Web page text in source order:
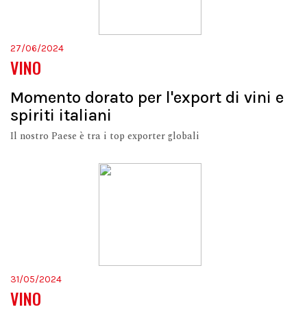
27/06/2024
VINO
Momento dorato per l'export di vini e
spiriti italiani
Il nostro Paese è tra i top exporter globali
31/05/2024
VINO